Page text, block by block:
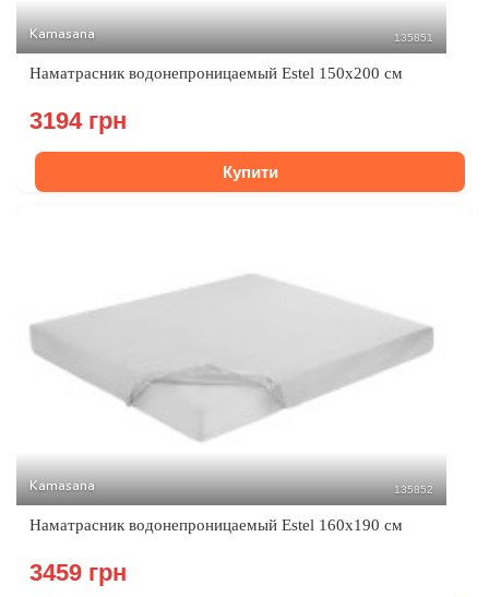
Kamasana 135851
Наматрасник водонепроницаемый Estel 150x200 см
3194 грн
Купити
Kamasana 135852
Наматрасник водонепроницаемый Estel 160x190 см
3459 грн